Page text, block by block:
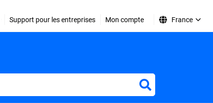
Support pour les entreprises Mon compte France